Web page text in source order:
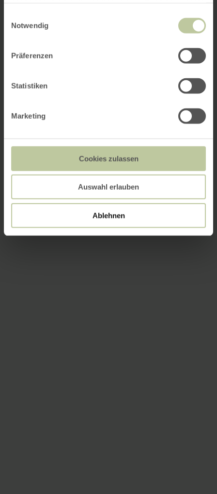
Notwendig
Präferenzen
Statistiken
Marketing
Cookies zulassen
Auswahl erlauben
Ablehnen